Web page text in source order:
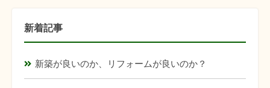
新着記事
新築が良いのか、リフォームが良いのか？